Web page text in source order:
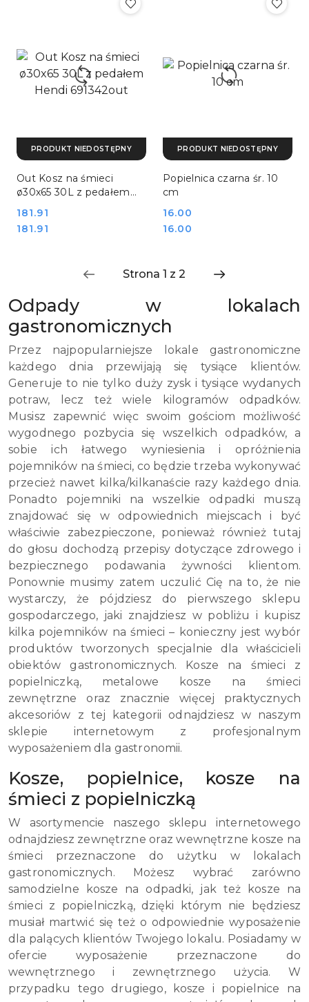
Out Kosz na śmieci
ø30x65 30L z pedałem
Cena:
181.91
Cena:
181.91
PRODUKT NIEDOSTĘPNY
Popielnica czarna śr. 10
cm
Cena:
16.00
Cena:
16.00
PRODUKT NIEDOSTĘPNY
Odpady w lokalach
gastronomicznych
Przez najpopularniejsze lokale gastronomiczne
każdego dnia przewijają się tysiące klientów.
Generuje to nie tylko duży zysk i tysiące wydanych
potraw, lecz też wiele kilogramów odpadków.
Musisz zapewnić więc swoim gościom możliwość
wygodnego pozbycia się wszelkich odpadków, a
sobie ich łatwego wyniesienia i opróżnienia
pojemników na śmieci, co będzie trzeba wykonywać
przecież nawet kilka/kilkanaście razy każdego dnia.
Ponadto pojemniki na wszelkie odpadki muszą
znajdować się w odpowiednich miejscach i być
właściwie zabezpieczone, ponieważ również tutaj
do głosu dochodzą przepisy dotyczące zdrowego i
bezpiecznego podawania żywności klientom.
Ponownie musimy zatem uczulić Cię na to, że nie
wystarczy, że pójdziesz do pierwszego sklepu
gospodarczego, jaki znajdziesz w pobliżu i kupisz
kilka pojemników na śmieci – konieczny jest wybór
produktów tworzonych specjalnie dla właścicieli
obiektów gastronomicznych. Kosze na śmieci z
popielniczką, metalowe kosze na śmieci
zewnętrzne oraz znacznie więcej praktycznych
akcesoriów z tej kategorii odnajdziesz w naszym
sklepie internetowym z profesjonalnym
wyposażeniem dla gastronomii.
Kosze, popielnice, kosze na
śmieci z popielniczką
W asortymencie naszego sklepu internetowego
odnajdziesz zewnętrzne oraz wewnętrzne kosze na
śmieci przeznaczone do użytku w lokalach
gastronomicznych. Możesz wybrać zarówno
samodzielne kosze na odpadki, jak też kosze na
śmieci z popielniczką, dzięki którym nie będziesz
musiał martwić się też o odpowiednie wyposażenie
dla palących klientów Twojego lokalu. Posiadamy w
ofercie wyposażenie przeznaczone do
wewnętrznego i zewnętrznego użycia. W
przypadku tego drugiego, kosze i popielnice na